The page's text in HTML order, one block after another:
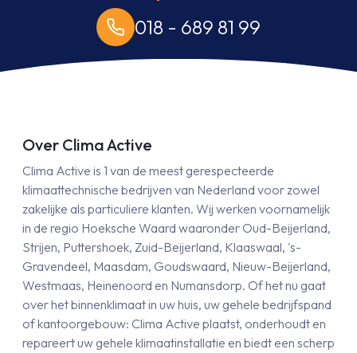
018 - 689 81 99
Over Clima Active
Clima Active is 1 van de meest gerespecteerde
klimaattechnische bedrijven van Nederland voor zowel
zakelijke als particuliere klanten. Wij werken voornamelijk
in de regio Hoeksche Waard waaronder Oud-Beijerland,
Strijen, Puttershoek, Zuid-Beijerland, Klaaswaal, 's-
Gravendeel, Maasdam, Goudswaard, Nieuw-Beijerland,
Westmaas, Heinenoord en Numansdorp. Of het nu gaat
over het binnenklimaat in uw huis, uw gehele bedrijfspand
of kantoorgebouw: Clima Active plaatst, onderhoudt en
repareert uw gehele klimaatinstallatie en biedt een scherp